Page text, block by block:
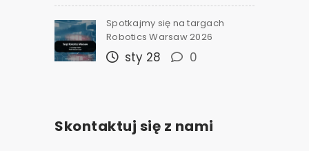
Spotkajmy się na targach
Robotics Warsaw 2026
sty 28 0
Skontaktuj się z nami